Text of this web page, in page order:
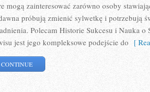
mogą zainteresować zarówno osoby
próbują zmienić sylwetkę i potrzebują
Polecam Historie Sukcesu i Nauka
jest jego kompleksowe podejście do [
CONTINUE